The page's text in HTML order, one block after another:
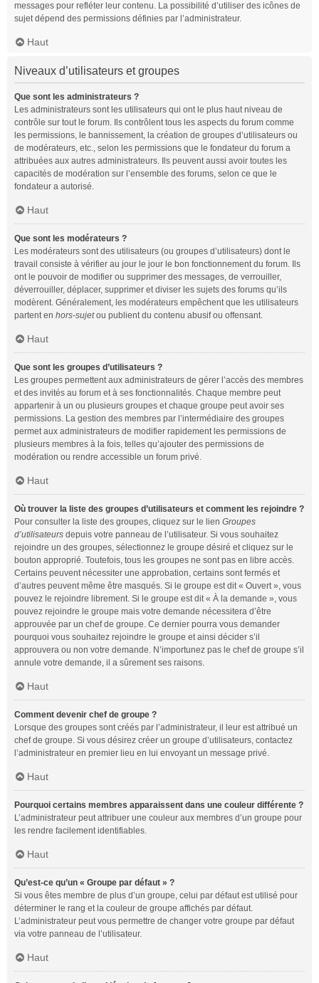
messages pour refléter leur contenu. La possibilité d’utiliser des icônes de
sujet dépend des permissions définies par l’administrateur.
Haut
Niveaux d’utilisateurs et groupes
Que sont les administrateurs ?
Les administrateurs sont les utilisateurs qui ont le plus haut niveau de
contrôle sur tout le forum. Ils contrôlent tous les aspects du forum comme
les permissions, le bannissement, la création de groupes d’utilisateurs ou
de modérateurs, etc., selon les permissions que le fondateur du forum a
attribuées aux autres administrateurs. Ils peuvent aussi avoir toutes les
capacités de modération sur l’ensemble des forums, selon ce que le
fondateur a autorisé.
Haut
Que sont les modérateurs ?
Les modérateurs sont des utilisateurs (ou groupes d’utilisateurs) dont le
travail consiste à vérifier au jour le jour le bon fonctionnement du forum. Ils
ont le pouvoir de modifier ou supprimer des messages, de verrouiller,
déverrouiller, déplacer, supprimer et diviser les sujets des forums qu’ils
modèrent. Généralement, les modérateurs empêchent que les utilisateurs
partent en hors-sujetou publient du contenu abusif ou offensant.
Haut
Que sont les groupes d’utilisateurs ?
Les groupes permettent aux administrateurs de gérer l’accès des membres
et des invités au forum et à ses fonctionnalités. Chaque membre peut
appartenir à un ou plusieurs groupes et chaque groupe peut avoir ses
permissions. La gestion des membres par l’intermédiaire des groupes
permet aux administrateurs de modifier rapidement les permissions de
plusieurs membres à la fois, telles qu’ajouter des permissions de
modération ou rendre accessible un forum privé.
Haut
Où trouver la liste des groupes d’utilisateurs et comment les rejoindre ?
Pour consulter la liste des groupes, cliquez sur le lien Groupes
d’utilisateurs depuis votre panneau de l’utilisateur. Si vous souhaitez
rejoindre un des groupes, sélectionnez le groupe désiré et cliquez sur le
bouton approprié. Toutefois, tous les groupes ne sont pas en libre accès.
Certains peuvent nécessiter une approbation, certains sont fermés et
d’autres peuvent même être masqués. Si le groupe est dit « Ouvert », vous
pouvez le rejoindre librement. Si le groupe est dit « À la demande », vous
pouvez rejoindre le groupe mais votre demande nécessitera d’être
approuvée par un chef de groupe. Ce dernier pourra vous demander
pourquoi vous souhaitez rejoindre le groupe et ainsi décider s’il
approuvera ou non votre demande. N’importunez pas le chef de groupe s’il
annule votre demande, il a sûrement ses raisons.
Haut
Comment devenir chef de groupe ?
Lorsque des groupes sont créés par l’administrateur, il leur est attribué un
chef de groupe. Si vous désirez créer un groupe d’utilisateurs, contactez
l’administrateur en premier lieu en lui envoyant un message privé.
Haut
Pourquoi certains membres apparaissent dans une couleur différente ?
L’administrateur peut attribuer une couleur aux membres d’un groupe pour
les rendre facilement identifiables.
Haut
Qu’est-ce qu’un « Groupe par défaut » ?
Si vous êtes membre de plus d’un groupe, celui par défaut est utilisé pour
déterminer le rang et la couleur de groupe affichés par défaut.
L’administrateur peut vous permettre de changer votre groupe par défaut
via votre panneau de l’utilisateur.
Haut